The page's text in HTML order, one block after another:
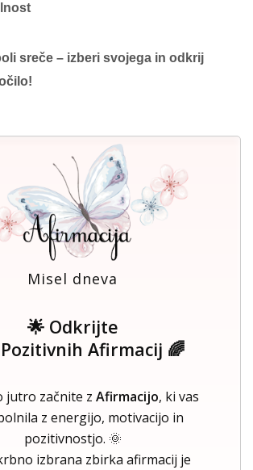
sreče – izberi svojega in odkrij
Misel dneva
🌟 Odkrijte
Afirmacij 🌈
jutro začnite z Afirmacijo, ki vas
z energijo, motivacijo in
pozitivnostjo. 🌞
izbrana zbirka afirmacij je